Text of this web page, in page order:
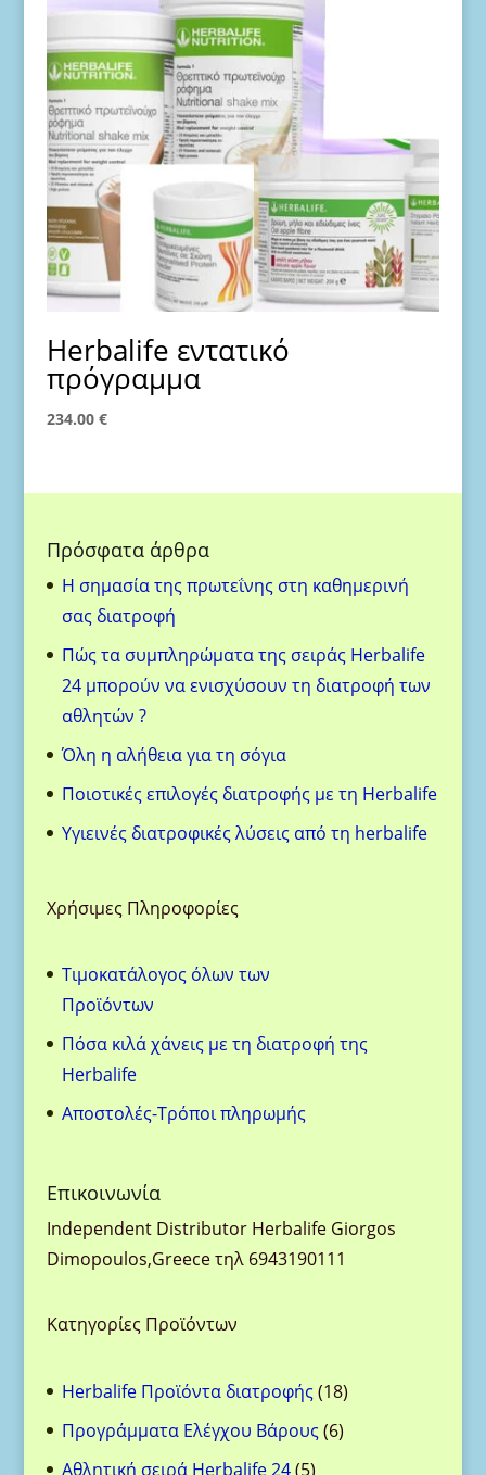
Herbalife εντατικό
πρόγραμμα
234.00 €
Πρόσφατα άρθρα
H σημασία της πρωτεΐνης στη καθημερινή
σας διατροφή
Πώς τα συμπληρώματα της σειράς Herbalife
24 μπορούν να ενισχύσουν τη διατροφή των
αθλητών ?
Όλη η αλήθεια για τη σόγια
Ποιοτικές επιλογές διατροφής με τη Herbalife
Υγιεινές διατροφικές λύσεις από τη herbalife
Χρήσιμες Πληροφορίες
Τιμοκατάλογος όλων των
Προϊόντων
Πόσα κιλά χάνεις με τη διατροφή της
Herbalife
Aποστολές-Τρόποι πληρωμής
Eπικοινωνία
Ιndependent Distributor Herbalife Giorgos
Dimopoulos,Greece τηλ 6943190111
Κατηγορίες Προϊόντων
Herbalife Προϊόντα διατροφής 1818
προϊόντα
Προγράμματα Ελέγχου Βάρους 66
Αθλητική σειρά Herbalife 24 55